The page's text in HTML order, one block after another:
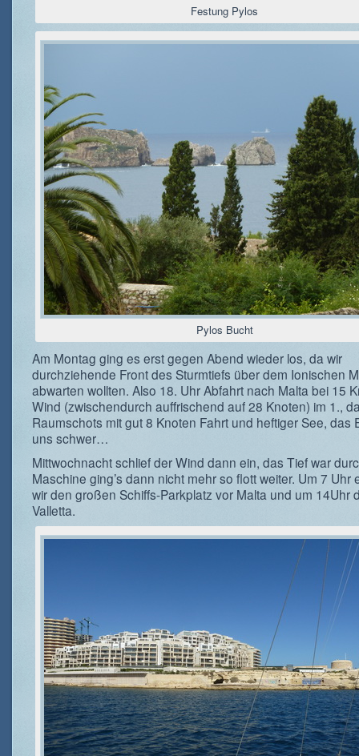
Festung Pylos
Pylos Bucht
Am Montag ging es erst gegen Abend wieder los, da wir
durchziehende Front des Sturmtiefs über dem Ionischen
abwarten wollten. Also 18. Uhr Abfahrt nach Malta bei 15
Wind (zwischendurch auffrischend auf 28 Knoten) im 1.,
Raumschots mit gut 8 Knoten Fahrt und heftiger See, das
uns schwer…
Mittwochnacht schlief der Wind dann ein, das Tief war
Maschine ging’s dann nicht mehr so flott weiter. Um 7 Uhr
wir den großen Schiffs-Parkplatz vor Malta und um 14Uhr
Valletta.